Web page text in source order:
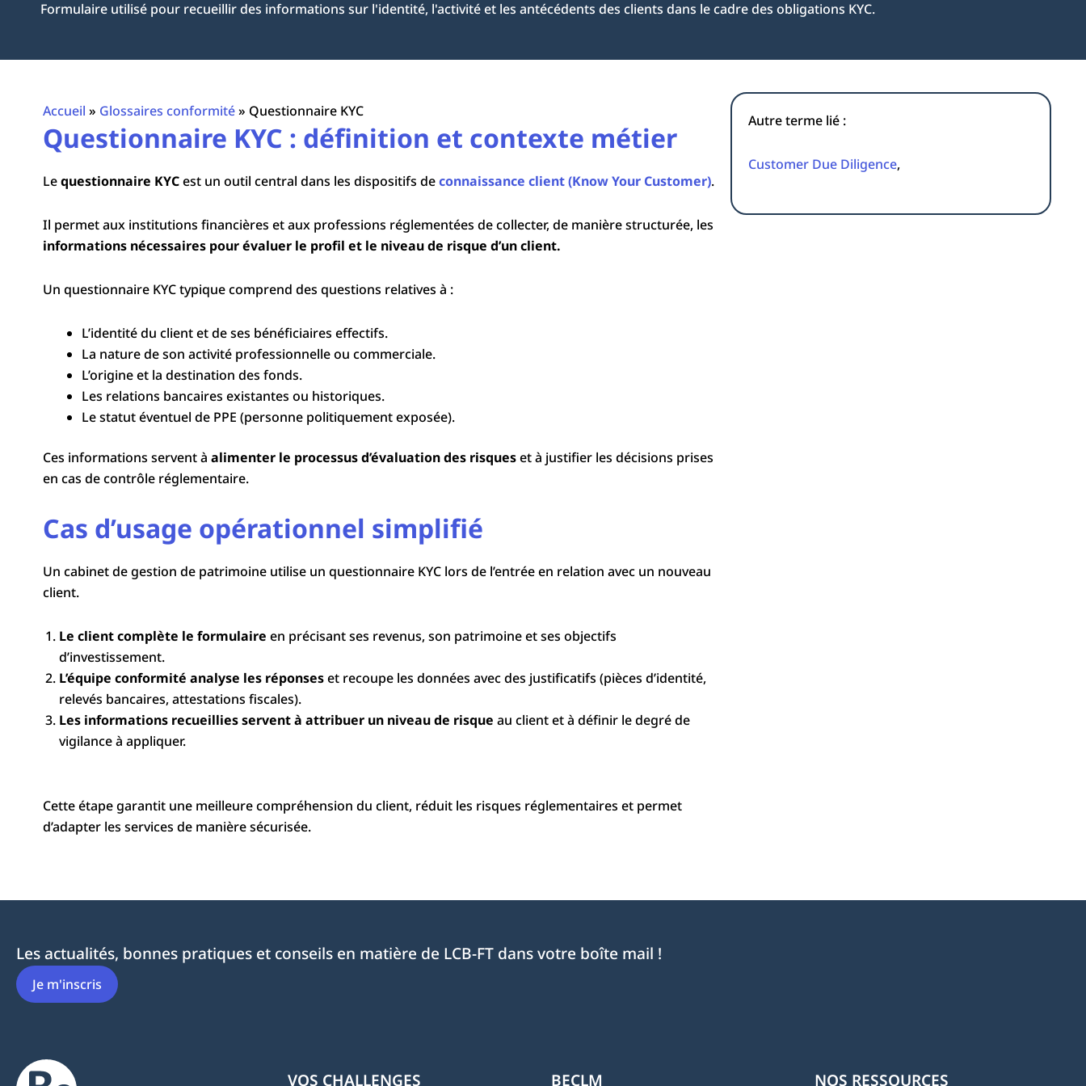
Formulaire utilisé pour recueillir des informations sur l'identité, l'activité et les antécédents des clients dans le cadre des obligations KYC.
Accueil » Glossaires conformité» Questionnaire KYC
Questionnaire KYC : définition et contexte métier
Lequestionnaire KYCest un outil central dans les dispositifs deconnaissance client (Know Your Customer).
Il permet aux institutions financières et aux professions réglementées de collecter, de manière structurée, les
informations nécessaires pour évaluer le profil et le niveau de risque d’un client.
Un questionnaire KYC typique comprend des questions relatives à :
L’identité du client et de ses bénéficiaires effectifs.
La nature de son activité professionnelle ou commerciale.
L’origine et la destination des fonds.
Les relations bancaires existantes ou historiques.
Le statut éventuel de PPE (personne politiquement exposée).
Ces informations servent àalimenter le processus d’évaluation des risqueset à justifier les décisions prises
en cas de contrôle réglementaire.
Cas d’usage opérationnel simplifié
Un cabinet de gestion de patrimoine utilise un questionnaire KYC lors de l’entrée en relation avec un nouveau
client.
Le client complète le formulaire en précisant ses revenus, son patrimoine et ses objectifs
d’investissement.
L’équipe conformité analyse les réponseset recoupe les données avec des justificatifs (pièces d’identité,
relevés bancaires, attestations fiscales).
Les informations recueillies servent à attribuer un niveau de risque au client et à définir le degré de
vigilance à appliquer.
Cette étape garantit une meilleure compréhension du client, réduit les risques réglementaires et permet
d’adapter les services de manière sécurisée.
Autre terme lié :
Customer Due Diligence,
Les actualités, bonnes pratiques et conseils en matière de LCB-FT dans votre boîte mail !
Je m'inscris
VOS CHALLENGES BECLM NOS RESSOURCES